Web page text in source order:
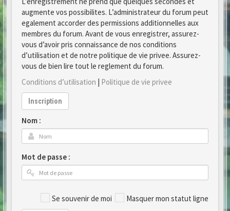
augmente vos possibilites. L’administrateur du forum peut
egalement accorder des permissions additionnelles aux
membres du forum. Avant de vous enregistrer, assurez-
vous d’avoir pris connaissance de nos conditions
d’utilisation et de notre politique de vie privee. Assurez-
vous de bien lire tout le reglement du forum.
Conditions d’utilisation | Politique de vie privee
Inscription
Nom :
Mot de passe :
Se souvenir de moi Masquer mon statut ligne